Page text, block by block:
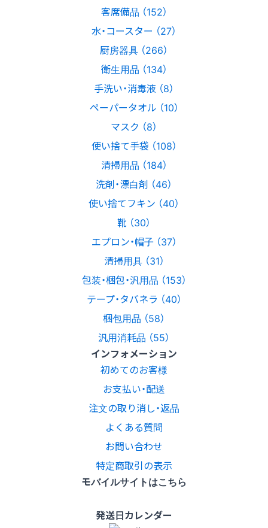
客席備品 （152）
水・コースター （27）
厨房器具 （266）
衛生用品 （134）
手洗い・消毒液 （8）
ペーパータオル （10）
マスク （8）
使い捨て手袋 （108）
清掃用品 （184）
洗剤・漂白剤 （46）
使い捨てフキン （40）
靴 （30）
エプロン・帽子 （37）
清掃用具 （31）
包装・梱包・汎用品 （153）
テープ・タバネラ （40）
梱包用品 （58）
汎用消耗品 （55）
インフォメーション
初めてのお客様
お支払い・配送
注文の取り消し・返品
よくある質問
お問い合わせ
特定商取引の表示
モバイルサイトはこちら
発送日カレンダー